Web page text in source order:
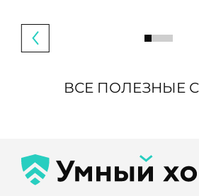
ВСЕ ПОЛЕЗНЫЕ